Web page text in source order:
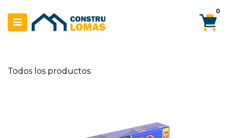
0
Todos los productos